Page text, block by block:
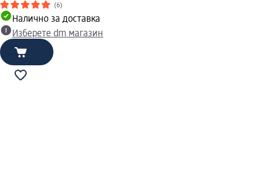
(6)
Налично за доставка
Изберете dm магазин